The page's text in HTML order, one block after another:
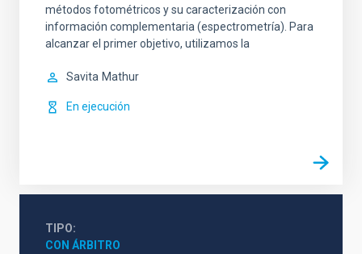
métodos fotométricos y su caracterización con
información complementaria (espectrometría). Para
alcanzar el primer objetivo, utilizamos la
Savita Mathur
En ejecución
TIPO
CON ÁRBITRO